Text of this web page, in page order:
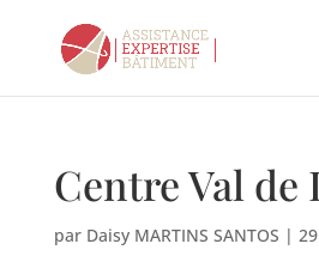
Centre Val de
par Daisy MARTINS SANTOS |